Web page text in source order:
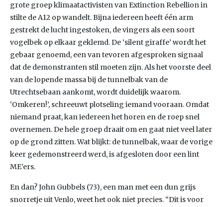
grote groep klimaatactivisten van Extinction Rebellion in
stilte de A12 op wandelt. Bijna iedereen heeft één arm
gestrekt de lucht ingestoken, de vingers als een soort
vogelbek op elkaar geklemd. De ‘silent giraffe’ wordt het
gebaar genoemd, een van tevoren afgesproken signaal
dat de demonstranten stil moeten zijn. Als het voorste deel
van de lopende massa bij de tunnelbak van de
Utrechtsebaan aankomt, wordt duidelijk waarom.
‘Omkeren!’, schreeuwt plotseling iemand vooraan. Omdat
niemand praat, kan iedereen het horen en de roep snel
overnemen. De hele groep draait om en gaat niet veel later
op de grond zitten. Wat blijkt: de tunnelbak, waar de vorige
keer gedemonstreerd werd, is afgesloten door een lint
ME’ers.
En dan? John Gubbels (73), een man met een dun grijs
snorretje uit Venlo, weet het ook niet precies. “Dit is voor